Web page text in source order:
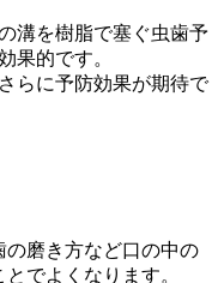
溝を樹脂で塞ぐ虫歯予
果的です。
らに予防効果が期待で
磨き方など口の中の
でよくなります。